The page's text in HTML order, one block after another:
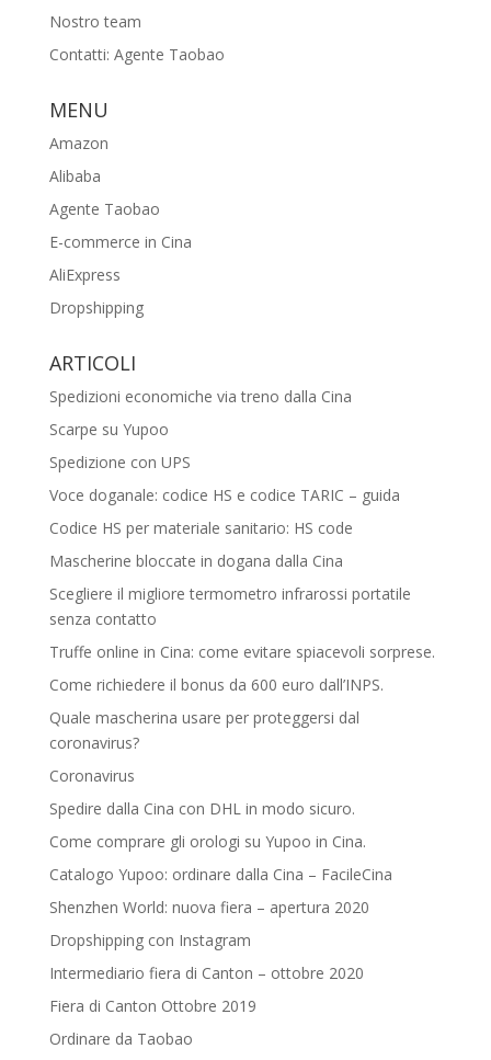
Nostro team
Contatti: Agente Taobao
MENU
Amazon
Alibaba
Agente Taobao
E-commerce in Cina
AliExpress
Dropshipping
ARTICOLI
Spedizioni economiche via treno dalla Cina
Scarpe su Yupoo
Spedizione con UPS
Voce doganale: codice HS e codice TARIC – guida
Codice HS per materiale sanitario: HS code
Mascherine bloccate in dogana dalla Cina
Scegliere il migliore termometro infrarossi portatile
senza contatto
Truffe online in Cina: come evitare spiacevoli sorprese.
Come richiedere il bonus da 600 euro dall’INPS.
Quale mascherina usare per proteggersi dal
coronavirus?
Coronavirus
Spedire dalla Cina con DHL in modo sicuro.
Come comprare gli orologi su Yupoo in Cina.
Catalogo Yupoo: ordinare dalla Cina – FacileCina
Shenzhen World: nuova fiera – apertura 2020
Dropshipping con Instagram
Intermediario fiera di Canton – ottobre 2020
Fiera di Canton Ottobre 2019
Ordinare da Taobao